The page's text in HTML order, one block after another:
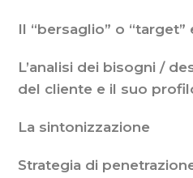
Il “bersaglio” o
L’analisi dei bisogni /
del cliente e il suo
La sintonizzazione
Strategia di